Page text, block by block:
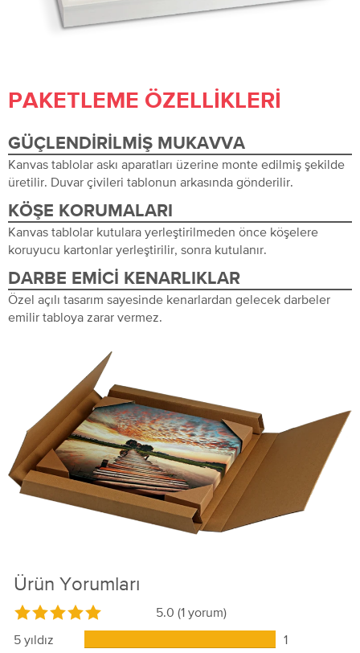
PAKETLEME ÖZELLIKLERI
GÜÇLENDIRILMIŞ MUKAVVA
Kanvas tablolar askı aparatları üzerine monte edilmiş şekilde
üretilir. Duvar çivileri tablonun arkasında gönderilir.
KÖŞE KORUMALARI
Kanvas tablolar kutulara yerleştirilmeden önce köşelere
koruyucu kartonlar yerleştirilir, sonra kutulanır.
DARBE EMICI KENARLIKLAR
Özel açılı tasarım sayesinde kenarlardan gelecek darbeler
emilir tabloya zarar vermez.
Ürün Yorumları
5.0 (1 yorum)
5 yıldız
1